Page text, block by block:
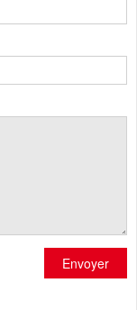
Envoyer